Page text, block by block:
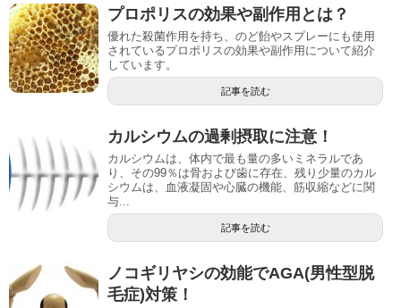
プロポリスの効果や副作用とは？
優れた殺菌作用を持ち、のど飴やスプレーにも使用
されているプロポリスの効果や副作用について紹介
しています。
記事を読む
カルシウムの過剰摂取に注意！
カルシウムは、体内で最も量の多いミネラルであ
り、その99％は骨および歯に存在、残り少量のカル
シウムは、血液凝固や心臓の機能、筋収縮などに関
与...
記事を読む
ノコギリヤシの効能でAGA(男性型脱
毛症)対策！